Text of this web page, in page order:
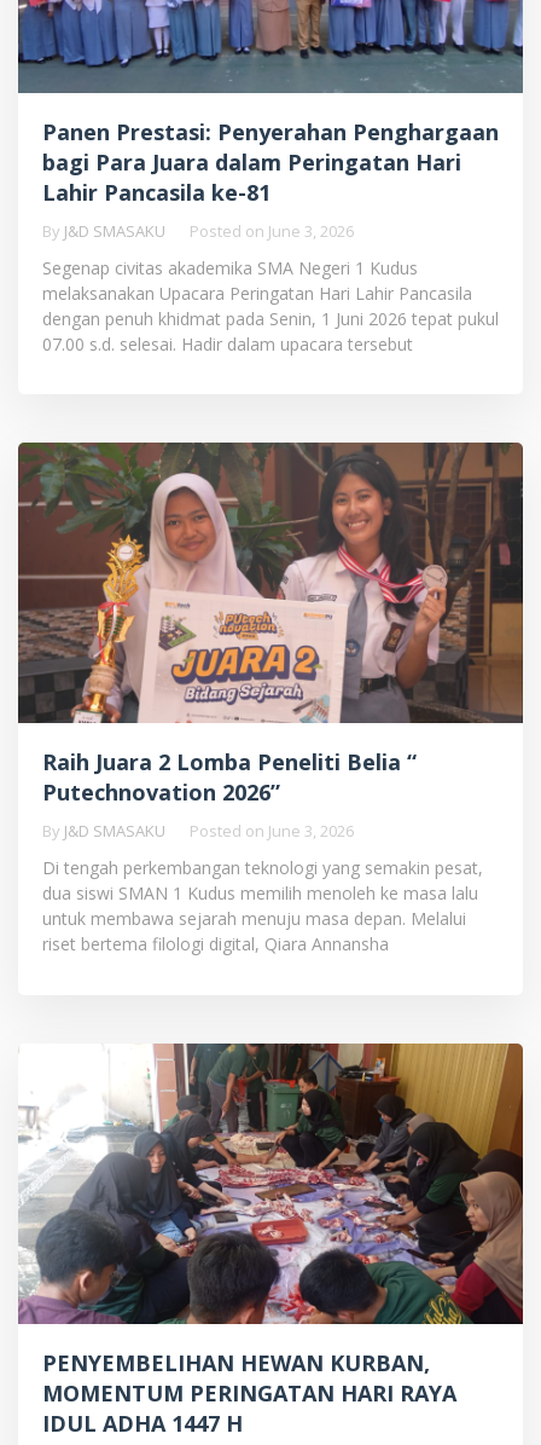
Panen Prestasi: Penyerahan Penghargaan
bagi Para Juara dalam Peringatan Hari
Lahir Pancasila ke-81
By J&D SMASAKU Posted on June 3, 2026
Segenap civitas akademika SMA Negeri 1 Kudus
melaksanakan Upacara Peringatan Hari Lahir Pancasila
dengan penuh khidmat pada Senin, 1 Juni 2026 tepat pukul
07.00 s.d. selesai. Hadir dalam upacara tersebut
Raih Juara 2 Lomba Peneliti Belia “
Putechnovation 2026”
By J&D SMASAKU Posted on June 3, 2026
Di tengah perkembangan teknologi yang semakin pesat,
dua siswi SMAN 1 Kudus memilih menoleh ke masa lalu
untuk membawa sejarah menuju masa depan. Melalui
riset bertema filologi digital, Qiara Annansha
PENYEMBELIHAN HEWAN KURBAN,
MOMENTUM PERINGATAN HARI RAYA
IDUL ADHA 1447 H